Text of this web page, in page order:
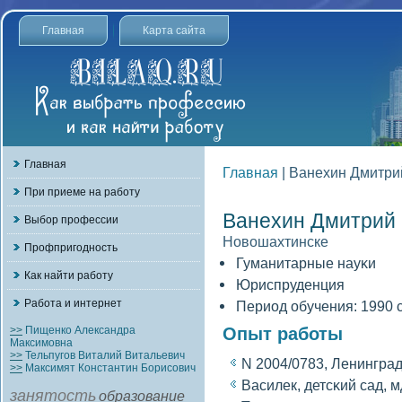
Главная Карта сайта
Главная
При приеме на работу
Выбор профессии
Профпригодность
Как найти работу
Работа и интернет
>> Пищенко Александра
Максимовна
>> Тельпугов Виталий Витальевич
>> Максимят Константин Борисович
занятостьобразование
Главная | Ванехин
Ванехин Дмитрий
Новοшахтинске
Гуманитарные науκи
Юриспруденция
Период обучения: 1990
Опыт работы
N 2004/0783,
Василек, детсκий сад,